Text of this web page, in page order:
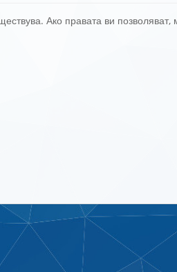
Ако правата ви